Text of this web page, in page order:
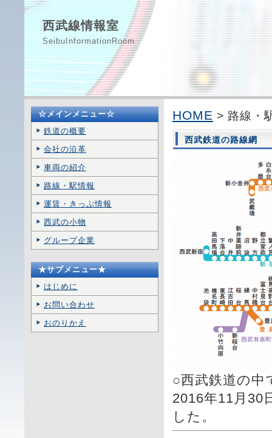
西武線情報室
SeibuInformationRoom
HOME > 路線・
西武鉄道の路線網
○西武鉄道の中
2016年11月30
した。
☆メインメニュー☆
鉄道の概要
会社の沿革
車両の紹介
路線・駅情報
運賃・きっぷ情報
西武の小物
グループ企業
★サブメニュー★
はじめに
お問い合わせ
おのりかえ